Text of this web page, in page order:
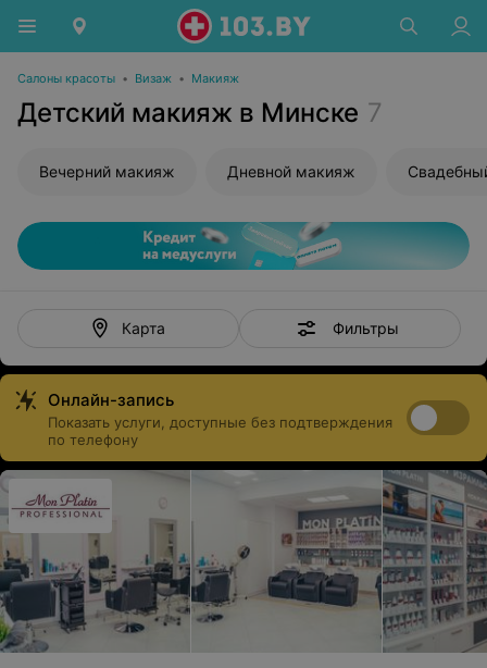
Салоны красоты • Визаж • Макияж
Детский макияж в Минске 7
Вечерний макияж Дневной макияж
Карта Фильтры
Онлайн-запись
Показать услуги, доступные без подтверждения
по телефону